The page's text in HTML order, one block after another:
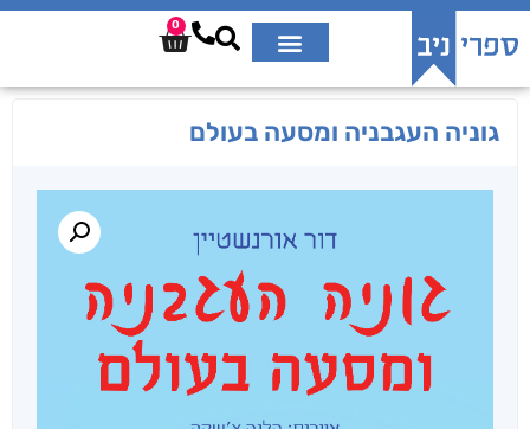
0
גוניה העגבניה ומסעה בעולם